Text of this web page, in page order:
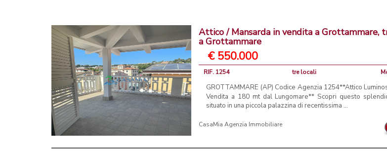
Attico / Mansarda in vendita a Grottammare,
a Grottammare
€ 550.000
RIF. 1254 tre locali
GROTTAMMARE (AP) Codice Agenzia 1254**Attico
Vendita a 180 mt dal Lungomare** Scopri questo
situato in una piccola palazzina di recentissima ...
CasaMia Agenzia Immobiliare